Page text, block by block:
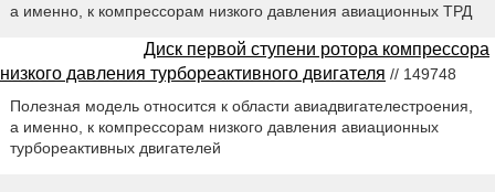
а именно, к компрессорам низкого давления авиационных ТРД
Диск первой ступени ротора компрессора
низкого давления турбореактивного двигателя // 149748
Полезная модель относится к области авиадвигателестроения,
а именно, к компрессорам низкого давления авиационных
турбореактивных двигателей